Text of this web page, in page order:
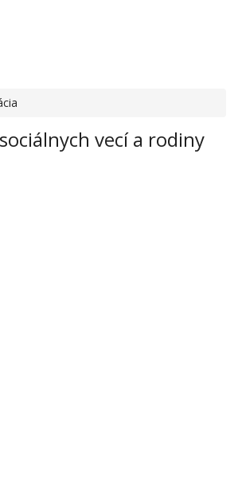
sociálnych vecí a rodiny Galanta
vecí a rodiny